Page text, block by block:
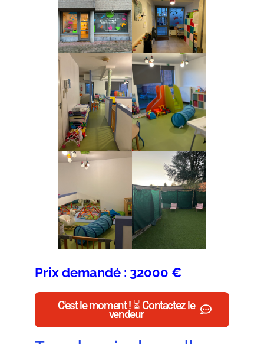
Prix demandé : 32000 €
C'est le moment ! ⏳ Contactez le
vendeur